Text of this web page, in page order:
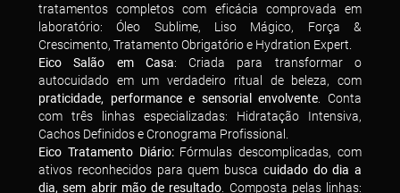
tratamentos completos com eficácia comprovada em
laboratório: Óleo Sublime, Liso Mágico, Força &
Crescimento, Tratamento Obrigatório e Hydration Expert.
Eico Salão em Casa: Criada para transformar o
autocuidado em um verdadeiro ritual de beleza, com
praticidade, performance e sensorial envolvente . Conta
com três linhas especializadas: Hidratação Intensiva,
Cachos Definidos e Cronograma Profissional.
Eico Tratamento Diário:Fórmulas descomplicadas, com
ativos reconhecidos para quem busca cuidado do dia a
dia, sem abrir mão de resultado . Composta pelas linhas: